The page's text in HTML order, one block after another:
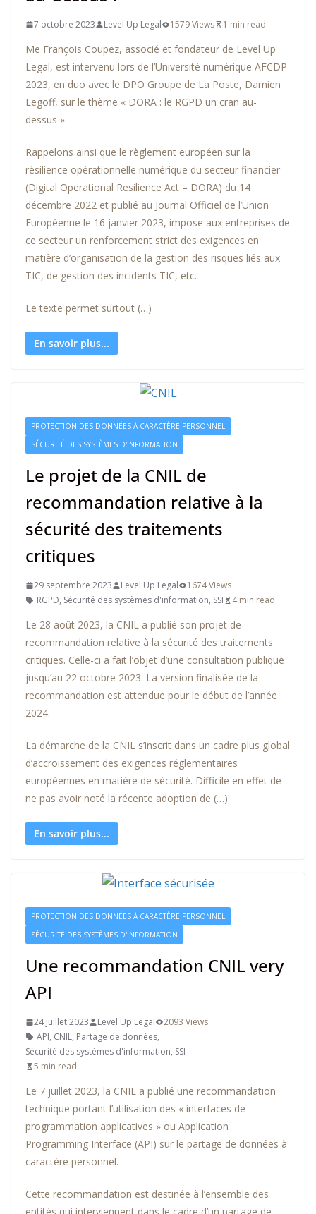
7 octobre 2023 Level Up Legal 1579 Views 1 min read
Me François Coupez, associé et fondateur de Level Up
Legal, est intervenu lors de l’Université numérique AFCDP
2023, en duo avec le DPO Groupe de La Poste, Damien
Legoff, sur le thème « DORA : le RGPD un cran au-
dessus ».
Rappelons ainsi que le règlement européen sur la
résilience opérationnelle numérique du secteur financier
(Digital Operational Resilience Act – DORA) du 14
décembre 2022 et publié au Journal Officiel de l’Union
Européenne le 16 janvier 2023, impose aux entreprises de
ce secteur un renforcement strict des exigences en
matière d’organisation de la gestion des risques liés aux
TIC, de gestion des incidents TIC, etc.
Le texte permet surtout (…)
En savoir plus...
PROTECTION DES DONNÉES À CARACTÈRE PERSONNEL
SÉCURITÉ DES SYSTÈMES D'INFORMATION
Le projet de la CNIL de
recommandation relative à la
sécurité des traitements
critiques
29 septembre 2023 Level Up Legal
1674 Views
RGPD, Sécurité des systèmes d'information, SSI 4 min read
Le 28 août 2023, la CNIL a publié son projet de
recommandation relative à la sécurité des traitements
critiques. Celle-ci a fait l’objet d’une consultation publique
jusqu’au 22 octobre 2023. La version finalisée de la
recommandation est attendue pour le début de l’année
2024.
La démarche de la CNIL s’inscrit dans un cadre plus global
d’accroissement des exigences réglementaires
européennes en matière de sécurité. Difficile en effet de
ne pas avoir noté la récente adoption de (…)
En savoir plus...
PROTECTION DES DONNÉES À CARACTÈRE PERSONNEL
SÉCURITÉ DES SYSTÈMES D'INFORMATION
Une recommandation CNIL very
API
24 juillet 2023 Level Up Legal
2093 Views
API, CNIL, Partage de données,
Sécurité des systèmes d'information, SSI
5 min read
Le 7 juillet 2023, la CNIL a publié une recommandation
technique portant l’utilisation des « interfaces de
programmation applicatives » ou Application
Programming Interface (API) sur le partage de données à
caractère personnel.
Cette recommandation est destinée à l’ensemble des